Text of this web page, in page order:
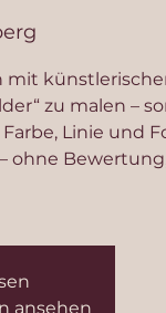
mit
zu malen –
Linie und
ohne
ansehen